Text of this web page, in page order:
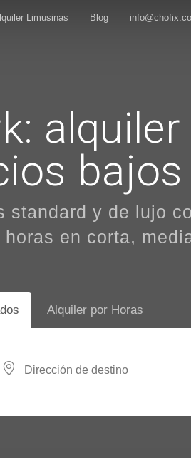
Limusinas Blog
bajos
y de lujo
en corta,
Alquiler por Horas